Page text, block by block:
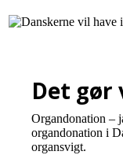
Det gør
Organdonation –
organdonation i
organsvigt.